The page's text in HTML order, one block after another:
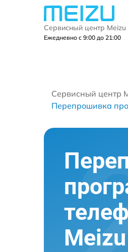
Сервисный центр Meizu
Ежедневно с 9:00 до 21:00
Сервисный центр
Перепрошивка